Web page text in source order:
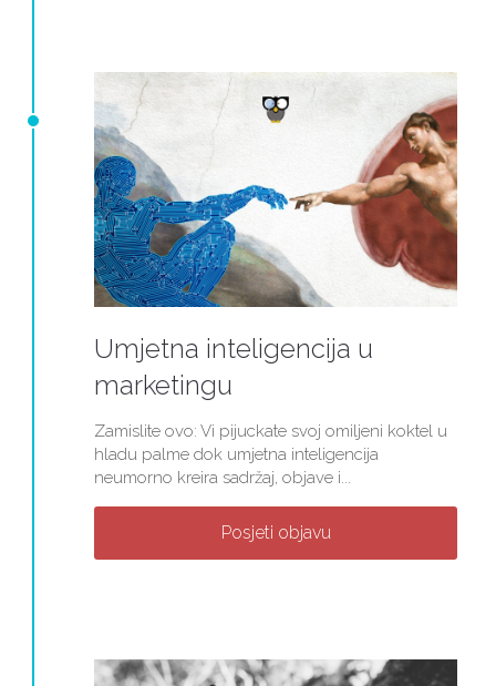
Umjetna inteligencija u
marketingu
Zamislite ovo: Vi pijuckate svoj omiljeni koktel u
hladu palme dok umjetna inteligencija
neumorno kreira sadržaj, objave i...
Posjeti objavu